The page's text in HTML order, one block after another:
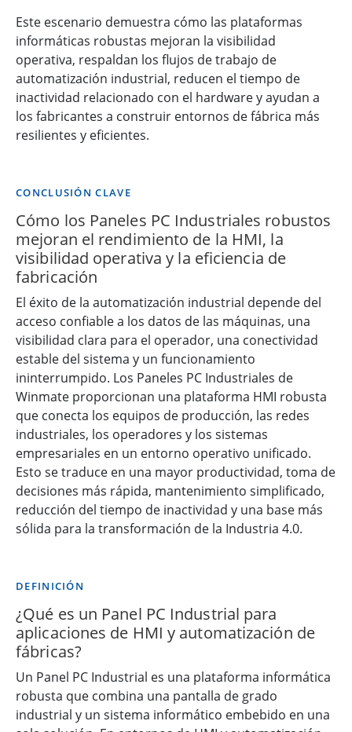
Este escenario demuestra cómo las plataformas
informáticas robustas mejoran la visibilidad
operativa, respaldan los flujos de trabajo de
automatización industrial, reducen el tiempo de
inactividad relacionado con el hardware y ayudan a
los fabricantes a construir entornos de fábrica más
resilientes y eficientes.
CONCLUSIÓN CLAVE
Cómo los Paneles PC Industriales robustos
mejoran el rendimiento de la HMI, la
visibilidad operativa y la eficiencia de
fabricación
El éxito de la automatización industrial depende del
acceso confiable a los datos de las máquinas, una
visibilidad clara para el operador, una conectividad
estable del sistema y un funcionamiento
ininterrumpido. Los Paneles PC Industriales de
Winmate proporcionan una plataforma HMI robusta
que conecta los equipos de producción, las redes
industriales, los operadores y los sistemas
empresariales en un entorno operativo unificado.
Esto se traduce en una mayor productividad, toma de
decisiones más rápida, mantenimiento simplificado,
reducción del tiempo de inactividad y una base más
sólida para la transformación de la Industria 4.0.
DEFINICIÓN
¿Qué es un Panel PC Industrial para
aplicaciones de HMI y automatización de
fábricas?
Un Panel PC Industrial es una plataforma informática
robusta que combina una pantalla de grado
industrial y un sistema informático embebido en una